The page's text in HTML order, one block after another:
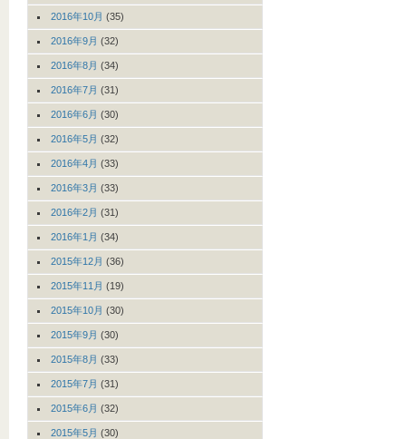
2016年10月 (35)
2016年9月 (32)
2016年8月 (34)
2016年7月 (31)
2016年6月 (30)
2016年5月 (32)
2016年4月 (33)
2016年3月 (33)
2016年2月 (31)
2016年1月 (34)
2015年12月 (36)
2015年11月 (19)
2015年10月 (30)
2015年9月 (30)
2015年8月 (33)
2015年7月 (31)
2015年6月 (32)
2015年5月 (30)